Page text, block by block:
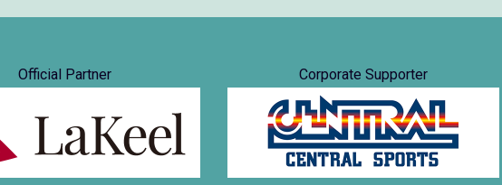
Official Partner Corporate Supporter